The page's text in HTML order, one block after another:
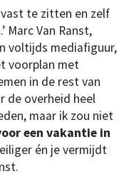
vast te zitten en zelf
Marc Van Ranst,
voltijds mediafiguur,
voorplan met
in de rest van
de overheid heel
maar ik zou niet
een vakantie in
én je vermijdt